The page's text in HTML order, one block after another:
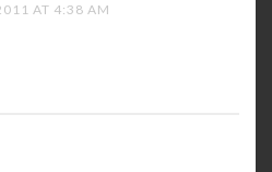
AT 4:38 AM